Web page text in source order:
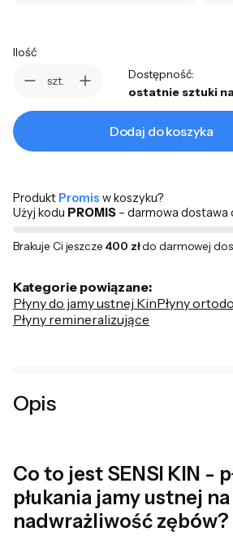
Ilość
szt.
Dostępność:
ostatnie sztuki
Dodaj do koszyka
Produkt Promis w koszyku?
Użyj kodu PROMIS – darmowa dostawa
Brakuje Ci jeszcze 400 złdo darmowej
Kategorie powiązane:
Płyny do jamy ustnej KinPłyny
Płyny remineralizujące
Opis
Co to jest SENSI KIN -
płukania jamy ustnej na
nadwrażliwość zębów?